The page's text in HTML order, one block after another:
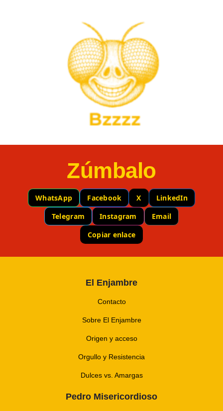
Zúmbalo
WhatsApp Facebook X
LinkedIn
Telegram
Instagram
Email
Copiar enlace
El Enjambre
Contacto
Sobre El Enjambre
Origen y acceso
Orgullo y Resistencia
Dulces vs. Amargas
Pedro Misericordioso